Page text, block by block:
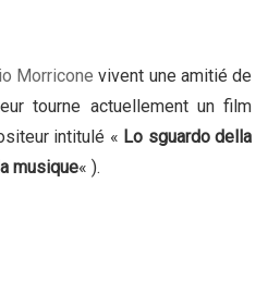
Morricone vivent une amitié de
tourne actuellement un film
intitulé « Lo sguardo della
musique« ).